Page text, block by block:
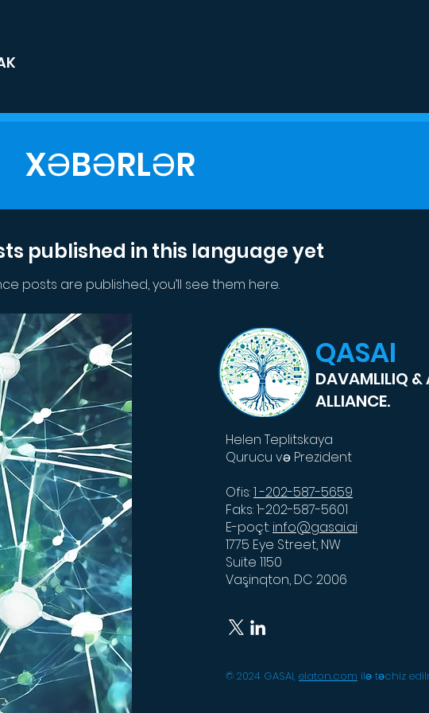
XƏBƏRLƏR
published in this language yet
posts are published, you’ll see them here.
DAVAMLILIQ &
ALLIANCE.
QASAI
Helen Teplitskaya
Qurucu və Prezident
Ofis:1 -202-587-5659
Faks: 1-202-587-5601
E-poçt: info@gasai.ai
1775 Eye Street, NW
Suite 1150
Vaşinqton, DC 2006
© 2024 GASAI, elaton.com ilə təchiz